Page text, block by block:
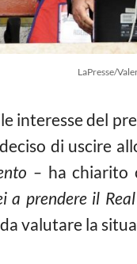
LaPresse/
interesse del
di uscire
– ha chiarito
a prendere il
valutare la